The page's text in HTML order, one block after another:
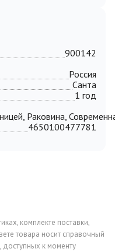
900142
Россия
Санта
1 год
Раковина,
4650100477781
комплекте поставки,
товара носит справочный
доступных к моменту